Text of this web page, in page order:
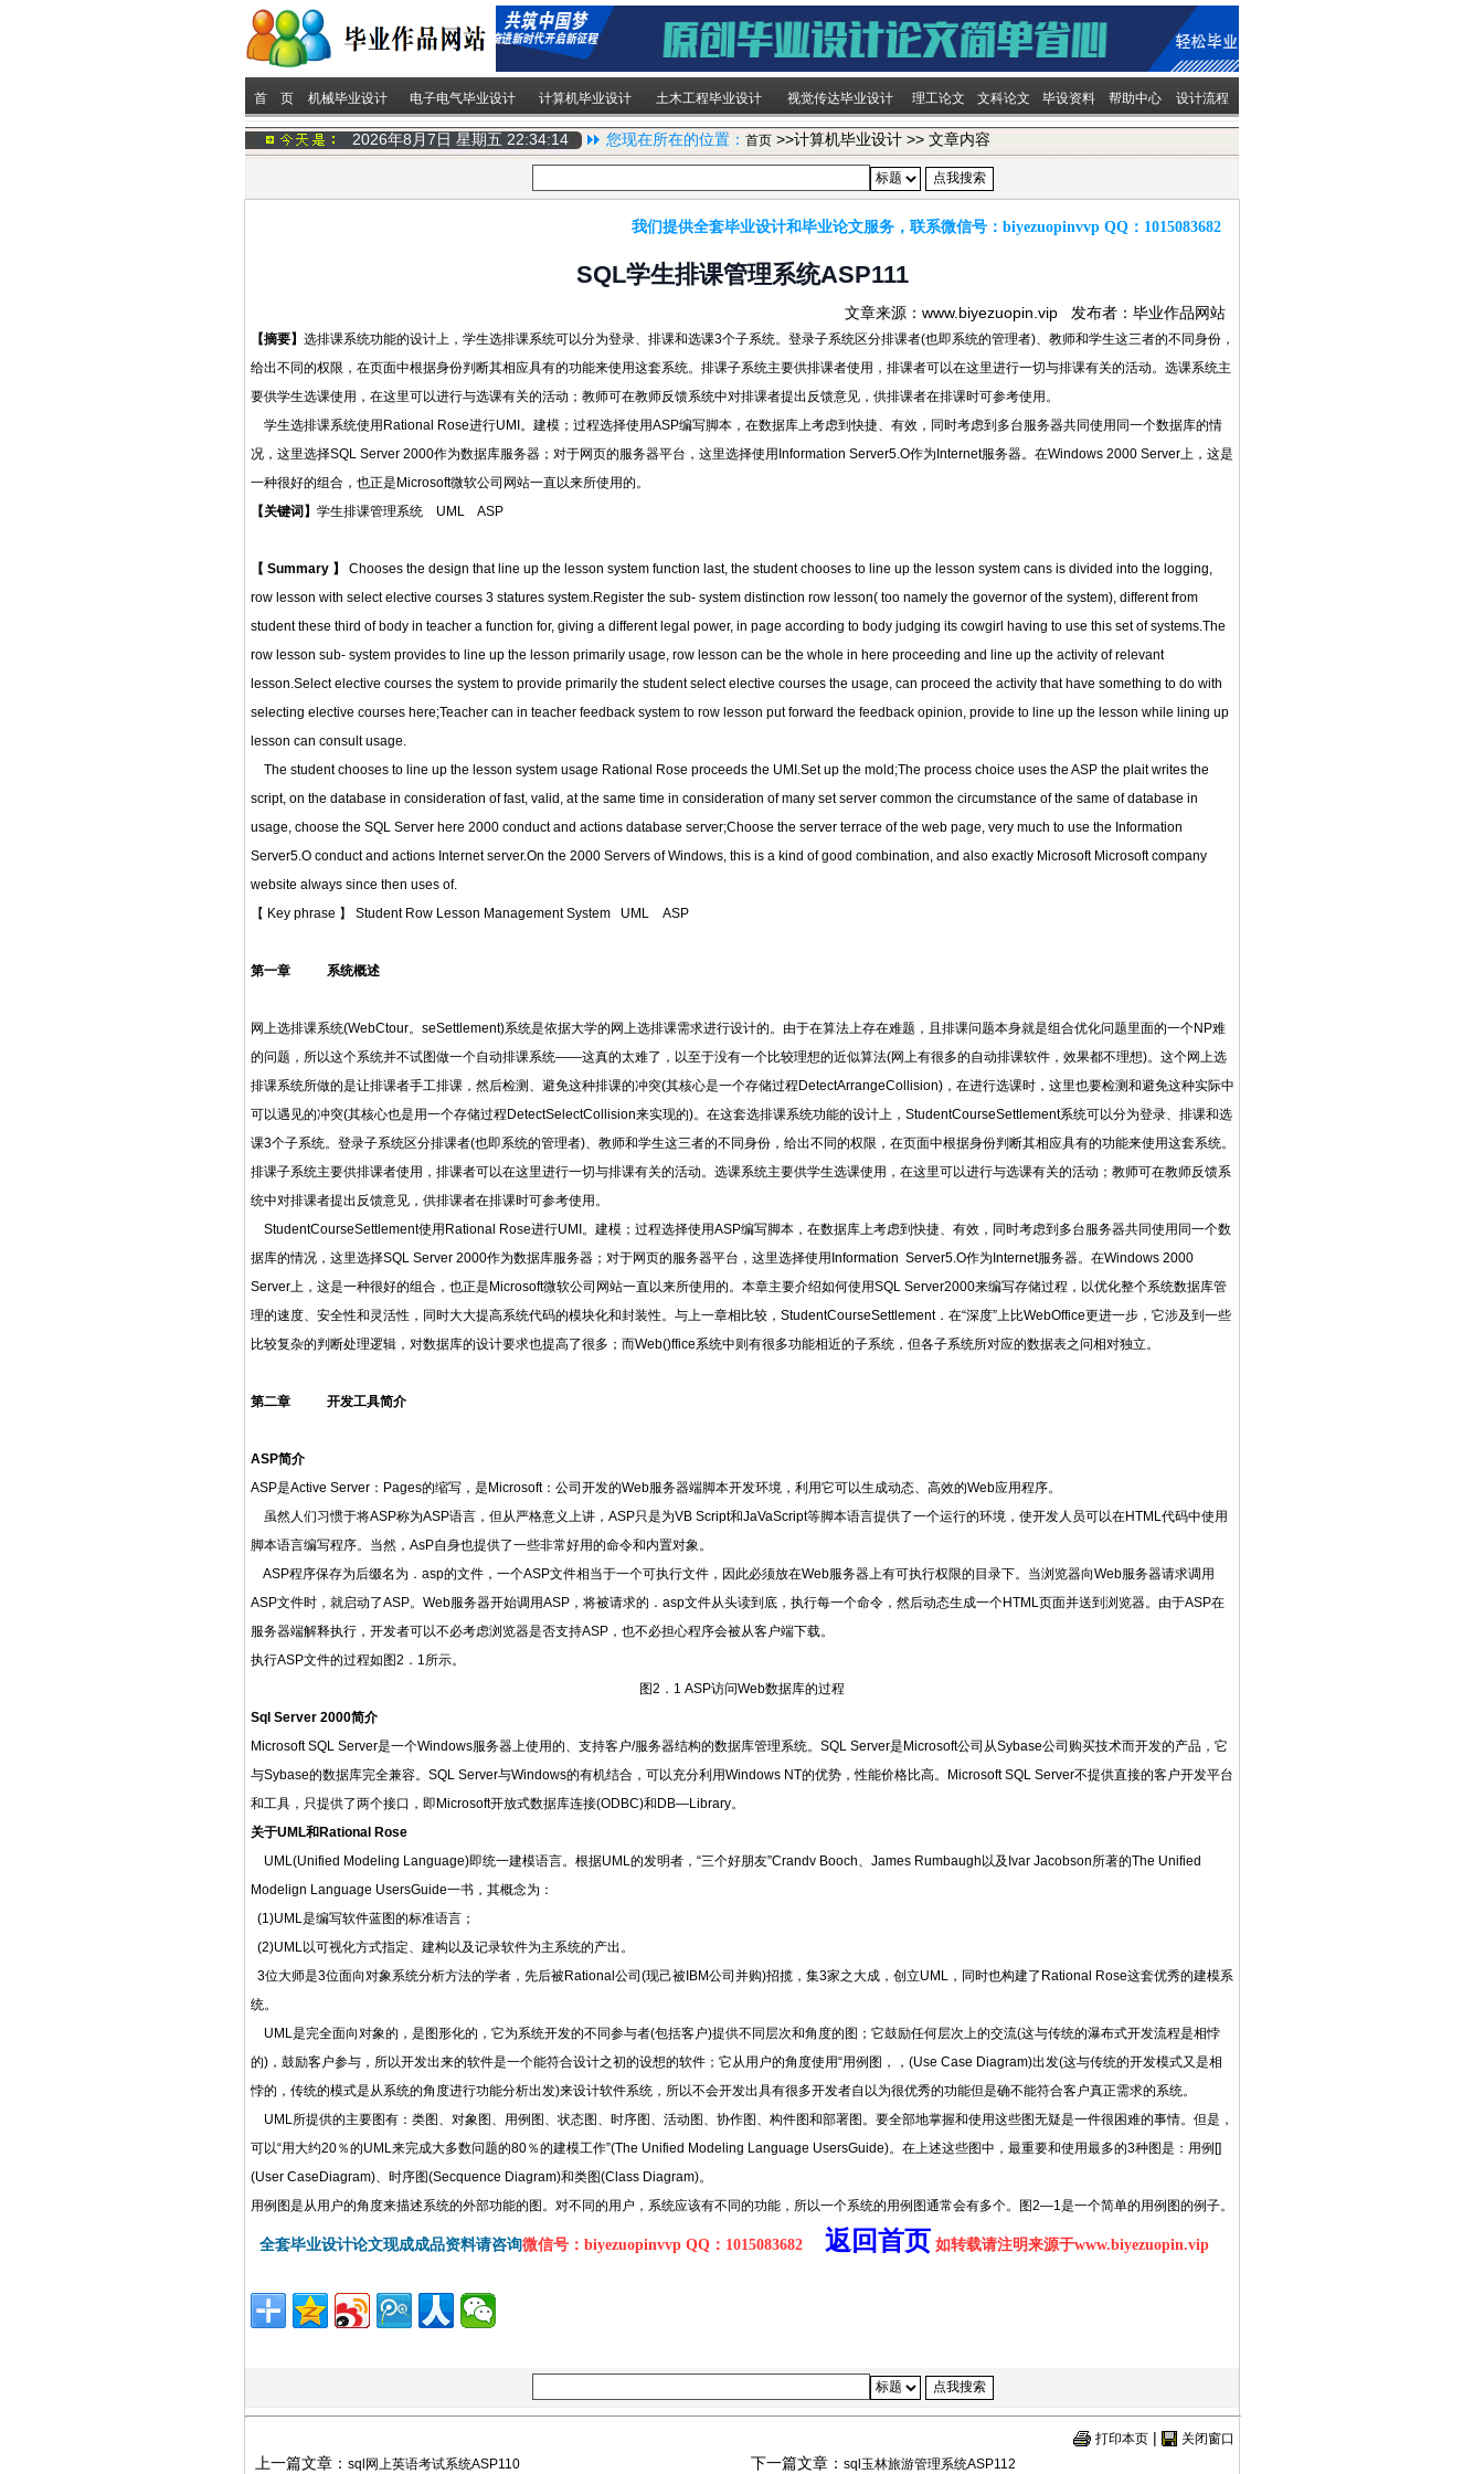
首 页 机械毕业设计 电子电气毕业设计 计算机毕业设计 土木工程毕业设计 视觉传达毕业设计 理工论文 文科论文 毕设资料 帮助中心 设计流程
2026年8月7日 星期五 22:34:14 您现在所在的位置： 首页 >>计算机毕业设计 >> 文章内容
我们提供全套毕业设计和毕业论文服务，联系微信号： biyezuopinvvp QQ： 1015083682
SQL学生排课管理系统ASP111
文章来源：www.biyezuopin.vip 发布者：毕业作品网站
【摘要】 选排课系统功能的设计上，学生选排课系统可以分为登录、排课和选课3个子系统。登录子系统区分排课者(也即系统的管理者)、教师和学生这三者的不同身份，
给出不同的权限，在页面中根据身份判断其相应具有的功能来使用这套系统。排课子系统主要供排课者使用，排课者可以在这里进行一切与排课有关的活动。选课系统主
要供学生选课使用，在这里可以进行与选课有关的活动；教师可在教师反馈系统中对排课者提出反馈意见，供排课者在排课时可参考使用。
学生选排课系统使用Rational Rose进行UMI。建模；过程选择使用ASP编写脚本，在数据库上考虑到快捷、有效，同时考虑到多台服务器共同使用同一个数据库的情
况，这里选择SQL Server 2000作为数据库服务器；对于网页的服务器平台，这里选择使用Information Server5.O作为Internet服务器。在Windows 2000 Server上，这是
一种很好的组合，也正是Microsoft微软公司网站一直以来所使用的。
【关键词】 学生排课管理系统 UML ASP
【 Summary 】
Chooses the design that line up the lesson system function last, the student chooses to line up the lesson system cans is divided into the logging,
row lesson with select elective courses 3 statures system.Register the sub- system distinction row lesson( too namely the governor of the system), different from
student these third of body in teacher a function for, giving a different legal power, in page according to body judging its cowgirl having to use this set of systems.The
row lesson sub- system provides to line up the lesson primarily usage, row lesson can be the whole in here proceeding and line up the activity of relevant
lesson.Select elective courses the system to provide primarily the student select elective courses the usage, can proceed the activity that have something to do with
selecting elective courses here;Teacher can in teacher feedback system to row lesson put forward the feedback opinion, provide to line up the lesson while lining up
lesson can consult usage.
The student chooses to line up the lesson system usage Rational Rose proceeds the UMI.Set up the mold;The process choice uses the ASP the plait writes the
script, on the database in consideration of fast, valid, at the same time in consideration of many set server common the circumstance of the same of database in
usage, choose the SQL Server here 2000 conduct and actions database server;Choose the server terrace of the web page, very much to use the Information
Server5.O conduct and actions Internet server.On the 2000 Servers of Windows, this is a kind of good combination, and also exactly Microsoft Microsoft company
website always since then uses of.
【 Key phrase 】 Student Row Lesson Management System UML ASP
第一章 系统概述
网上选排课系统(WebCtour。seSettlement)系统是依据大学的网上选排课需求进行设计的。由于在算法上存在难题，且排课问题本身就是组合优化问题里面的一个NP难
的问题，所以这个系统并不试图做一个自动排课系统——这真的太难了，以至于没有一个比较理想的近似算法(网上有很多的自动排课软件，效果都不理想)。这个网上选
排课系统所做的是让排课者手工排课，然后检测、避免这种排课的冲突(其核心是一个存储过程DetectArrangeCollision)，在进行选课时，这里也要检测和避免这种实际中
可以遇见的冲突(其核心也是用一个存储过程DetectSelectCollision来实现的)。在这套选排课系统功能的设计上，StudentCourseSettlement系统可以分为登录、排课和选
课3个子系统。登录子系统区分排课者(也即系统的管理者)、教师和学生这三者的不同身份，给出不同的权限，在页面中根据身份判断其相应具有的功能来使用这套系统。
排课子系统主要供排课者使用，排课者可以在这里进行一切与排课有关的活动。选课系统主要供学生选课使用，在这里可以进行与选课有关的活动；教师可在教师反馈系
统中对排课者提出反馈意见，供排课者在排课时可参考使用。
StudentCourseSettlement使用Rational Rose进行UMI。建模；过程选择使用ASP编写脚本，在数据库上考虑到快捷、有效，同时考虑到多台服务器共同使用同一个数
据库的情况，这里选择SQL Server 2000作为数据库服务器；对于网页的服务器平台，这里选择使用Information Server5.O作为Internet服务器。在Windows 2000
Server上，这是一种很好的组合，也正是Microsoft微软公司网站一直以来所使用的。本章主要介绍如何使用SQL Server2000来编写存储过程，以优化整个系统数据库管
理的速度、安全性和灵活性，同时大大提高系统代码的模块化和封装性。与上一章相比较，StudentCourseSettlement．在“深度”上比WebOffice更进一步，它涉及到一些
比较复杂的判断处理逻辑，对数据库的设计要求也提高了很多；而Web()ffice系统中则有很多功能相近的子系统，但各子系统所对应的数据表之问相对独立。
第二章 开发工具简介
ASP简介
ASP是Active Server：Pages的缩写，是Microsoft：公司开发的Web服务器端脚本开发环境，利用它可以生成动态、高效的Web应用程序。
虽然人们习惯于将ASP称为ASP语言，但从严格意义上讲，ASP只是为VB Script和JaVaScript等脚本语言提供了一个运行的环境，使开发人员可以在HTML代码中使用
脚本语言编写程序。当然，AsP自身也提供了一些非常好用的命令和内置对象。
ASP程序保存为后缀名为．asp的文件，一个ASP文件相当于一个可执行文件，因此必须放在Web服务器上有可执行权限的目录下。当浏览器向Web服务器请求调用
ASP文件时，就启动了ASP。Web服务器开始调用ASP，将被请求的．asp文件从头读到底，执行每一个命令，然后动态生成一个HTML页面并送到浏览器。由于ASP在
服务器端解释执行，开发者可以不必考虑浏览器是否支持ASP，也不必担心程序会被从客户端下载。
执行ASP文件的过程如图2．1所示。
图2．1 ASP访问Web数据库的过程
Sql Server 2000简介
Microsoft SQL Server是一个Windows服务器上使用的、支持客户/服务器结构的数据库管理系统。SQL Server是Microsoft公司从Sybase公司购买技术而开发的产品，它
与Sybase的数据库完全兼容。SQL Server与Windows的有机结合，可以充分利用Windows NT的优势，性能价格比高。Microsoft SQL Server不提供直接的客户开发平台
和工具，只提供了两个接口，即Microsoft开放式数据库连接(ODBC)和DB—Library。
关于UML和Rational Rose
UML(Unified Modeling Language)即统一建模语言。根据UML的发明者，“三个好朋友”Crandv Booch、James Rumbaugh以及Ivar Jacobson所著的The Unified
Modelign Language UsersGuide一书，其概念为：
(1)UML是编写软件蓝图的标准语言；
(2)UML以可视化方式指定、建构以及记录软件为主系统的产出。
3位大师是3位面向对象系统分析方法的学者，先后被Rational公司(现己被IBM公司并购)招揽，集3家之大成，创立UML，同时也构建了Rational Rose这套优秀的建模系
统。
UML是完全面向对象的，是图形化的，它为系统开发的不同参与者(包括客户)提供不同层次和角度的图；它鼓励任何层次上的交流(这与传统的瀑布式开发流程是相悖
的)，鼓励客户参与，所以开发出来的软件是一个能符合设计之初的设想的软件；它从用户的角度使用“用例图，，(Use Case Diagram)出发(这与传统的开发模式又是相
悖的，传统的模式是从系统的角度进行功能分析出发)来设计软件系统，所以不会开发出具有很多开发者自以为很优秀的功能但是确不能符合客户真正需求的系统。
UML所提供的主要图有：类图、对象图、用例图、状态图、时序图、活动图、协作图、构件图和部署图。要全部地掌握和使用这些图无疑是一件很困难的事情。但是，
可以“用大约20％的UML来完成大多数问题的80％的建模工作”(The Unified Modeling Language UsersGuide)。在上述这些图中，最重要和使用最多的3种图是：用例[]
(User CaseDiagram)、时序图(Secquence Diagram)和类图(Class Diagram)。
用例图是从用户的角度来描述系统的外部功能的图。对不同的用户，系统应该有不同的功能，所以一个系统的用例图通常会有多个。图2—1是一个简单的用例图的例子。
全套毕业设计论文现成成品资料请咨询微信号：biyezuopinvvp QQ：1015083682 返回首页 如转载请注明来源于www.biyezuopin.vip
打印本页| 关闭窗口
上一篇文章： sql网上英语考试系统ASP110 下一篇文章： sql玉林旅游管理系统ASP112